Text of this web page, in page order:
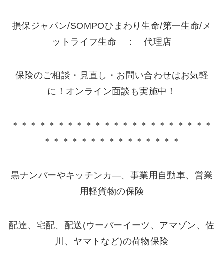
損保ジャパン/SOMPOひまわり生命/第一生命/メ
ットライフ生命 ： 代理店
保険のご相談・見直し・お問い合わせはお気軽
に！オンライン面談も実施中！
＊＊＊＊＊＊＊＊＊＊＊＊＊＊＊＊＊＊＊＊＊＊
＊＊＊＊＊＊＊＊＊＊＊＊＊＊＊
黒ナンバーやキッチンカ―、事業用自動車、営業
用軽貨物の保険
配達、宅配、配送(ウーバーイーツ、アマゾン、佐
川、ヤマトなど)の荷物保険